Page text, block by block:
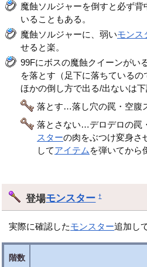
魔蝕ソルジャーを倒すと必ず
いることもある。
魔蝕ソルジャーに、弱いモンス
せると楽。
99Fにボスの魔蝕クイーンがい
を落とす（足下に落ちているの
ほかの倒し方で出る/出ないは下
落とす…落し穴の罠・空腹
落とさない…デロデロの罠
スターの肉をぶつけ変身さ
してアイテム を弾いてから
登場モンスター †
実際に確認したモンスター追加し
階数